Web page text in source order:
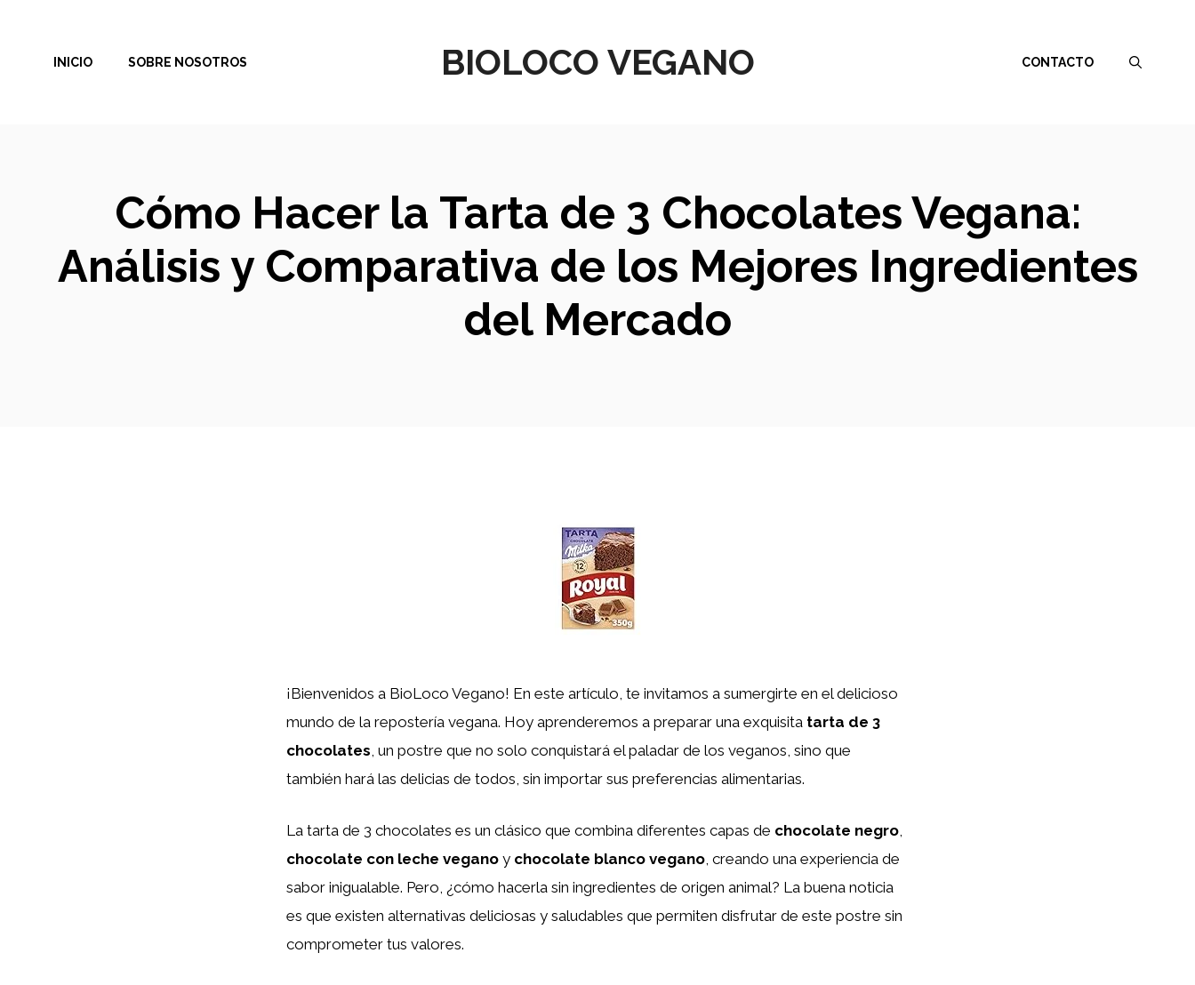
contenido
BIOLOCO VEGANO
INICIO SOBRE NOSOTROS CONTACTO
Cómo Hacer la Tarta de 3 Chocolates Vegana:
Análisis y Comparativa de los Mejores Ingredientes
del Mercado
¡Bienvenidos a BioLoco Vegano! En este artículo, te invitamos a sumergirte en el delicioso
mundo de la repostería vegana. Hoy aprenderemos a preparar una exquisita tarta de 3
chocolates, un postre que no solo conquistará el paladar de los veganos, sino que
también hará las delicias de todos, sin importar sus preferencias alimentarias.
La tarta de 3 chocolates es un clásico que combina diferentes capas de chocolate negro
chocolate con leche vegano y chocolate blanco vegano , creando una experiencia de
sabor inigualable. Pero, ¿cómo hacerla sin ingredientes de origen animal? La buena noticia
es que existen alternativas deliciosas y saludables que permiten disfrutar de este postre sin
comprometer tus valores.